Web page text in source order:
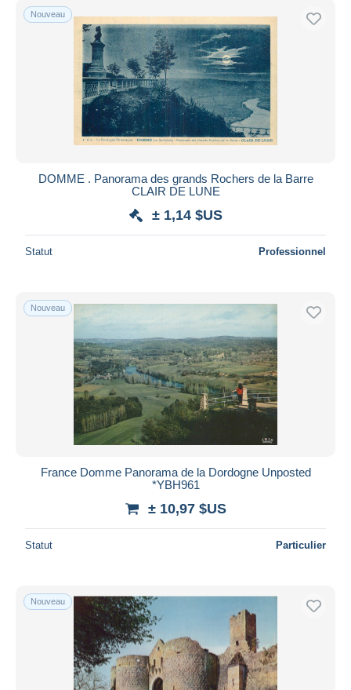
Nouveau
DOMME . Panorama des grands Rochers de la Barre
CLAIR DE LUNE
± 1,14 $US
Statut Professionnel
Nouveau
France Domme Panorama de la Dordogne Unposted
*YBH961
± 10,97 $US
Statut Particulier
Nouveau